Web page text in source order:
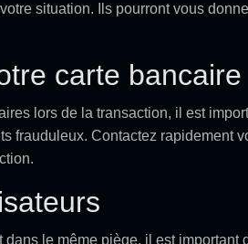
situation. Ils pourront vous
carte bancaire
lors de la transaction, il est
frauduleux. Contactez rapidement
le même piège, il est important